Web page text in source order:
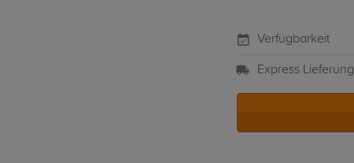
Verfügbarkeit
Express Lieferung